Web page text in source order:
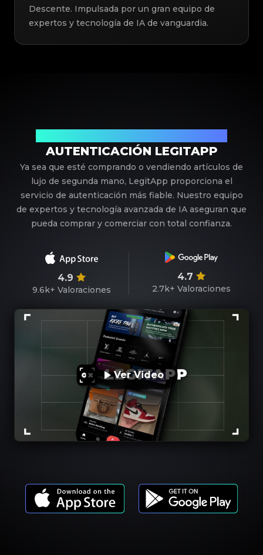
Descente. Impulsada por un gran equipo de
expertos y tecnología de IA de vanguardia.
AUTENTICACIÓN LEGITAPP
Ya sea que esté comprando o vendiendo artículos de
lujo de segunda mano, LegitApp proporciona el
servicio de autenticación más fiable. Nuestro equipo
de expertos y tecnología avanzada de IA aseguran que
pueda comprar y comerciar con total confianza.
4.9
9.6k+ Valoraciones
4.7
2.7k+ Valoraciones
Ver Video